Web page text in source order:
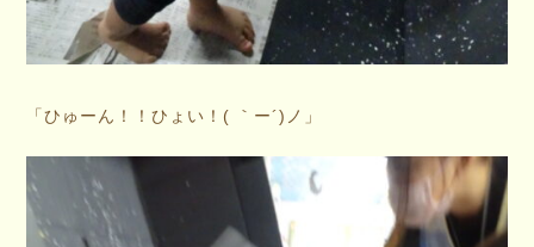
「ひゅーん！！ひょい！( ｀ー´)ノ」